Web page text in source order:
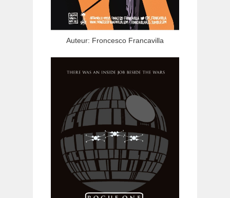
Auteur: Froncesco Francavilla